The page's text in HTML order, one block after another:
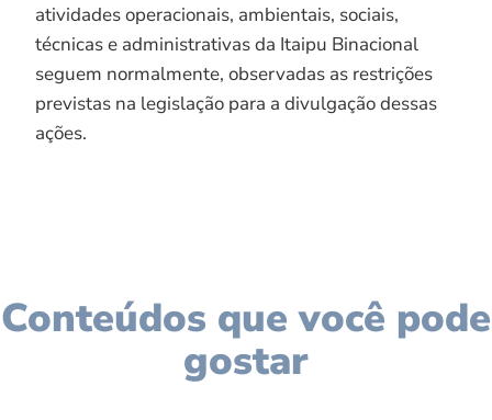
atividades operacionais, ambientais, sociais,
técnicas e administrativas da Itaipu Binacional
seguem normalmente, observadas as restrições
previstas na legislação para a divulgação dessas
ações.
Conteúdos que você pode
gostar